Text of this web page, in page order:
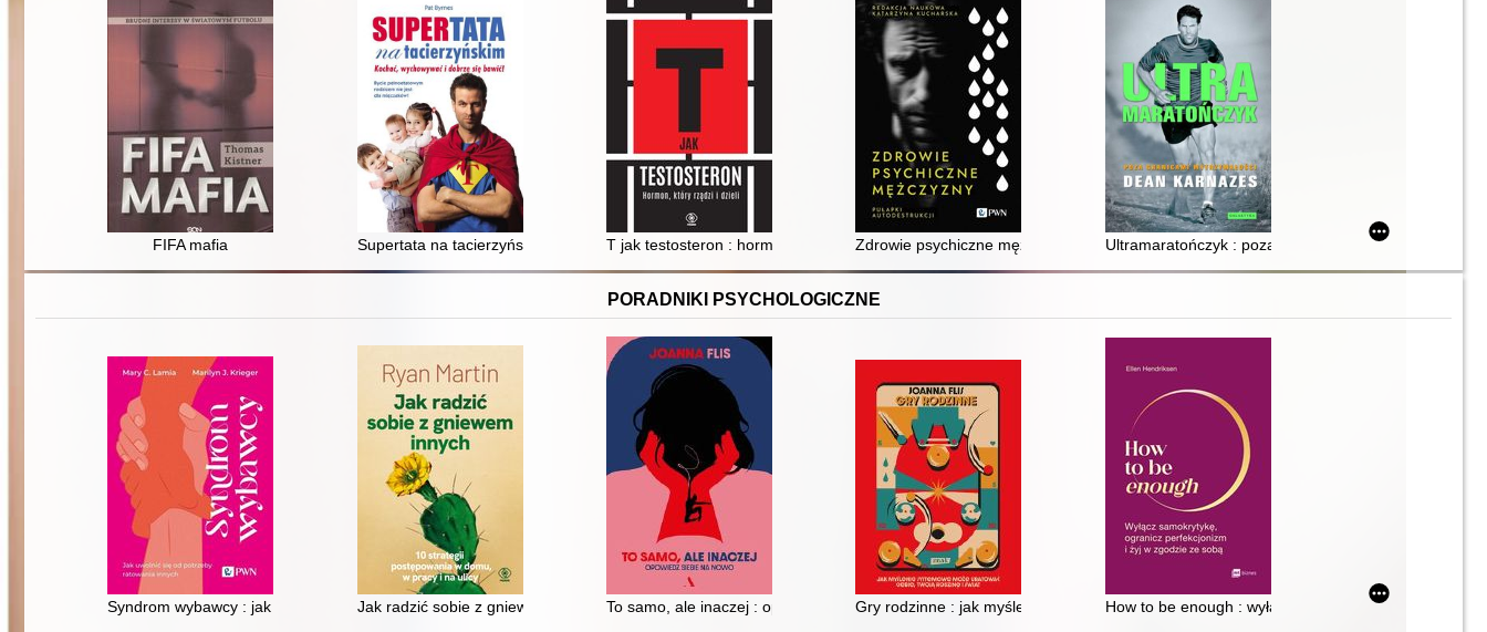
FIFA mafia Supertata na tacierzyńskim T jak testosteron : hormon, który rządzi i dzieliZdrowie psychiczne mężczyzny : pułapki autodestrukcjiUltramaratończyk : poza granicami wytrzymałości
PORADNIKI PSYCHOLOGICZNE
Syndrom wybawcy : jak uwolnić się od potrzeby ratowania innychJak radzić sobie z gniewem innych : 10 strategii postępowania w domu, w pracy i na ulicy
To samo, ale inaczej : opowiedz siebie na nowoGry rodzinne : jak myślenie systemowe może uratować ciebie, twoją rodzinę i świat
How to be enough : wyłącz samokrytykę, ogranicz